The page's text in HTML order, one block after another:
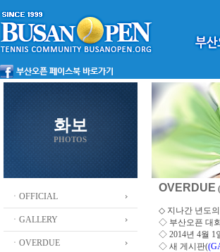
화보
PHOTOS
ㆍOFFICIAL
ㆍGALLERY
ㆍOVERDUE
OVERDUE
◇ 지나간 년도
◇ 부산오픈 대
◇ 2014년 4월 1
◇ 새 게시판(